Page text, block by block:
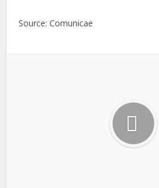
Source: Comunicae